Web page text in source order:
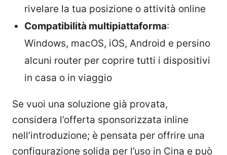
rivelare la tua posizione o attività online
Compatibilità multipiattaforma:
Windows, macOS, iOS, Android e persino
alcuni router per coprire tutti i dispositivi
in casa o in viaggio
Se vuoi una soluzione già provata,
considera l’offerta sponsorizzata inline
nell’introduzione; è pensata per offrire una
configurazione solida per l’uso in Cina e può